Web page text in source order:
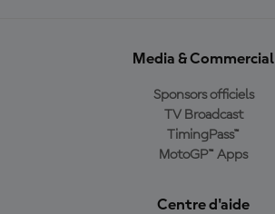
Media & Commercial
Sponsors officiels
TV Broadcast
TimingPass™
MotoGP™ Apps
Centre d'aide